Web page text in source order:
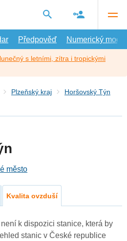
Předpověď Numerický model
s letními, zítra i tropickými
Plzeňský kraj
Horšovský Týn
město
Kvalita ovzduší
k dispozici stanice, která by
stanic v České republice